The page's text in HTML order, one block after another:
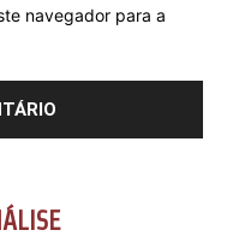
navegador para a